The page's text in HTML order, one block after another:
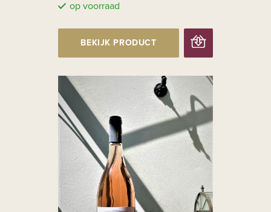
op voorraad
BEKIJK PRODUCT